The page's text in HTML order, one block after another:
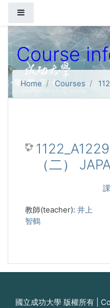
Course
Home Courses
（二）
教師(teacher): 井上
智鶴
國立成功大學 版權所有 |